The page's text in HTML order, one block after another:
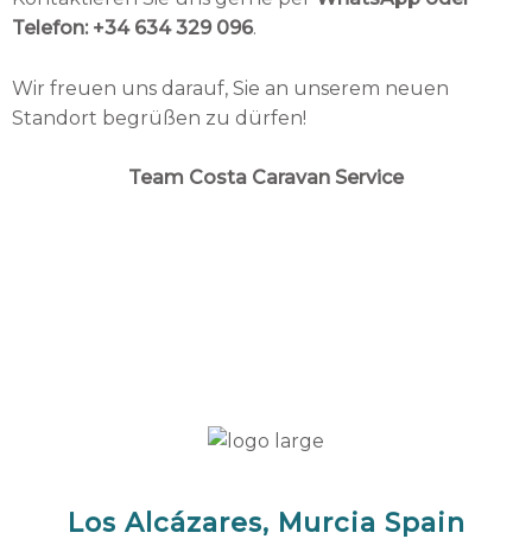
Telefon: +34 634 329 096.
Wir freuen uns darauf, Sie an unserem neuen
Standort begrüßen zu dürfen!
Team Costa Caravan Service
Los Alcázares, Murcia Spain